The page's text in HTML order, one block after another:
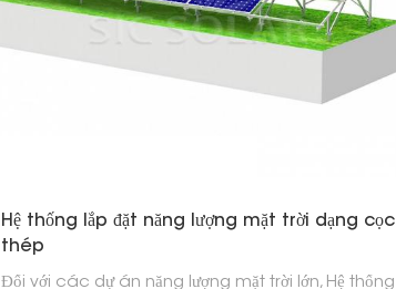
Hệ thống lắp đặt năng lượng mặt trời dạng cọc
thép
Đối với các dự án năng lượng mặt trời lớn, Hệ thống